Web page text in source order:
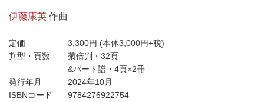
伊藤康英 作曲
定価 3,300円 (本体3,000円+税)
判型・頁数
菊倍判・32頁
&パート譜・4頁×2冊
発行年月
2024年10月
ISBNコード
9784276922754